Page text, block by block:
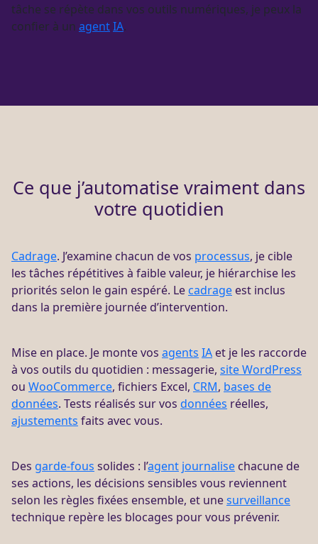
tâche se répète dans vos outils numériques, je peux la
confier à un agentIA.
Ce que j’automatise vraiment dans
votre quotidien
Cadrage. J’examine chacun de vos processus, je cible
les tâches répétitives à faible valeur, je hiérarchise les
priorités selon le gain espéré. Le cadrage est inclus
dans la première journée d’intervention.
Mise en place. Je monte vos agents IA et je les raccorde
à vos outils du quotidien : messagerie, site WordPress
ou WooCommerce, fichiers Excel, CRM, bases de
données. Tests réalisés sur vos données réelles,
ajustements faits avec vous.
Des garde-fous solides : l’agent journalise chacune de
ses actions, les décisions sensibles vous reviennent
selon les règles fixées ensemble, et unesurveillance
technique repère les blocages pour vous prévenir.